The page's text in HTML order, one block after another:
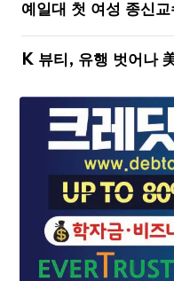
예일대 첫 여성 종신
K 뷰티, 유행 벗어나